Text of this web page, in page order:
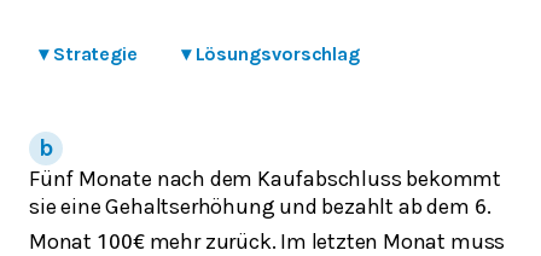
▾ Strategie ▾ Lösungsvorschlag
Fünf Monate nach dem Kaufabschluss bekommt
sie eine Gehaltserhöhung und bezahlt ab dem 6.
Monat 100€mehr zurück. Im letzten Monat muss